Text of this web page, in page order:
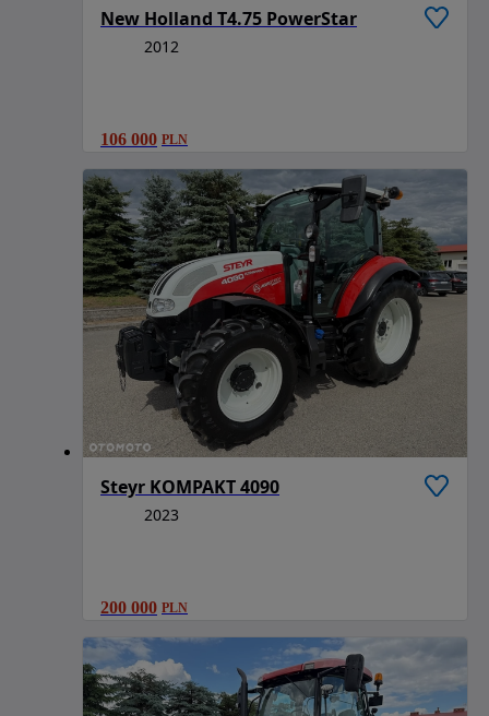
New Holland T4.75 PowerStar
2012
106 000 PLN
Steyr KOMPAKT 4090
2023
200 000 PLN